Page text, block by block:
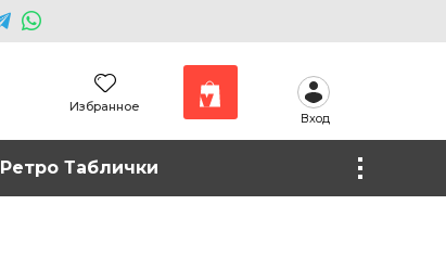
Избранное
Вход
Ретро Таблички
Наши работы